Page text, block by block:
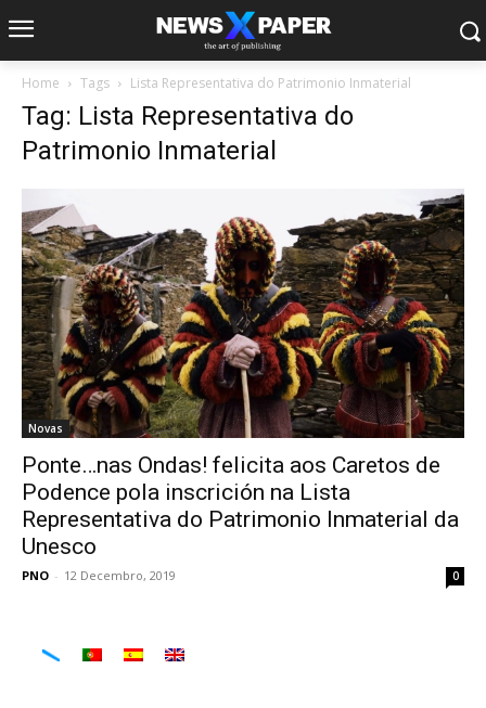
Home Tags Lista Representativa do Patrimonio Inmaterial
Tag: Lista Representativa do
Patrimonio Inmaterial
Novas
Ponte…nas Ondas! felicita aos Caretos de
Podence pola inscrición na Lista
Representativa do Patrimonio Inmaterial da
Unesco
PNO - 12 Decembro, 2019 0